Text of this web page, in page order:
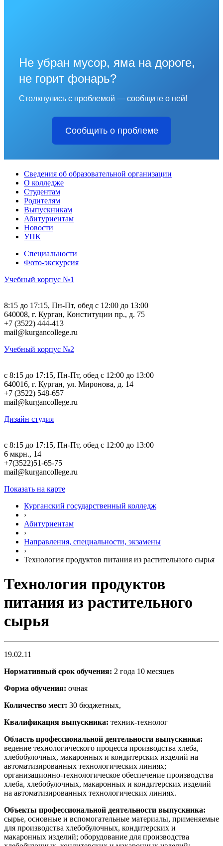
Не убран мусор, яма на дороге,
не горит фонарь?
Столкнулись с проблемой — сообщите о ней!
Сообщить о проблеме
Сведения об образовательной организации
О колледже
Студентам
Родителям
Выпускникам
Абитуриентам
Новости
УПК
Специальности
Фото-экскурсия
Учебный корпус №1
8:15 до 17:15, Пн-Пт, обед с 12:00 до 13:00
640008, г. Курган, Конституции пр., д. 75
+7 (3522) 444-413
mail@kurgancollege.ru
Учебный корпус №2
c 8:15 до 17:15, Пн-Пт, обед с 12:00 до 13:00
640016, г. Курган, ул. Миронова, д. 14
+7 (3522) 548-657
mail@kurgancollege.ru
Дизайн студия
c 8:15 до 17:15, Пн-Пт, обед с 12:00 до 13:00
6 мкрн., 14
+7(3522)51-65-75
mail@kurgancollege.ru
Показать на карте
Курганский государственный колледж
›
Абитуриентам
›
Направления, специальности, экзамены
›
Технология продуктов питания из растительного сырья
Технология продуктов
питания из растительного
сырья
19.02.11
Нормативный срок обучения: 2 года 10 месяцев
Форма обучения: очная
Количество мест: 30 бюджетных,
Квалификация выпускника: техник-технолог
Область профессиональной деятельности выпускника:
ведение технологического процесса производства хлеба,
хлебобулочных, макаронных и кондитерских изделий на
автоматизированных технологических линиях;
организационно-технологическое обеспечение производства
хлеба, хлебобулочных, макаронных и кондитерских изделий
на автоматизированных технологических линиях.
Объекты профессиональной деятельности выпускника:
сырье, основные и вспомогательные материалы, применяемые
для производства хлебобулочных, кондитерских и
макаронных изделий; оборудование для производства